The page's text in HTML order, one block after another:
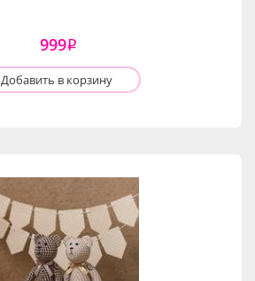
999i
Добавить в корзину